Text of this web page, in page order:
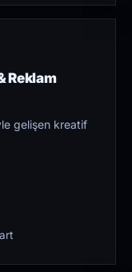
Reklam
gelişen kreatif